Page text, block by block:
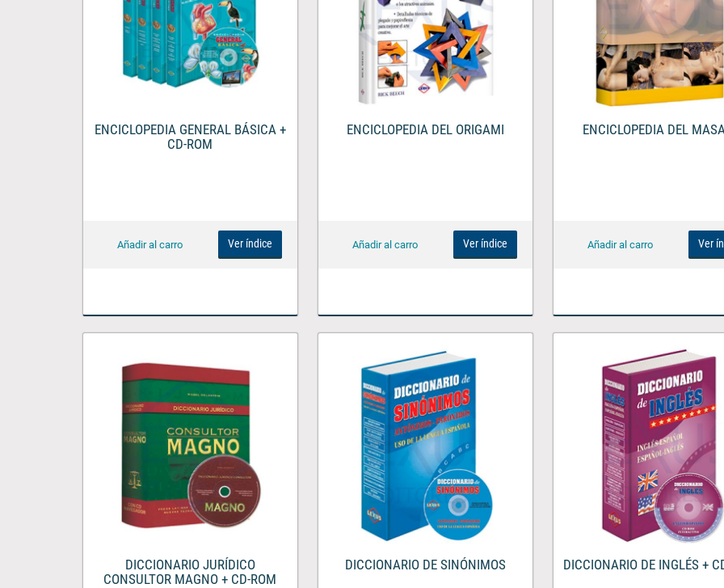
ENCICLOPEDIA GENERAL BÁSICA +
CD-ROM
Ver índice
ENCICLOPEDIA DEL ORIGAMI
Ver índice
ENCICLOPEDIA DEL
Ver
DICCIONARIO JURÍDICO
CONSULTOR MAGNO + CD-ROM
DICCIONARIO DE SINÓNIMOS DICCIONARIO DE INGLÉS +